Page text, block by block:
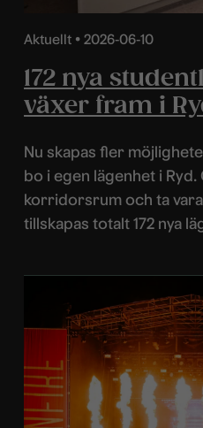
Aktuellt • 2026-06-10
172 nya
växer fram i
Nu skapas fler
bo i egen lägenhet i
korridorsrum och ta
tillskapas totalt 172 nya